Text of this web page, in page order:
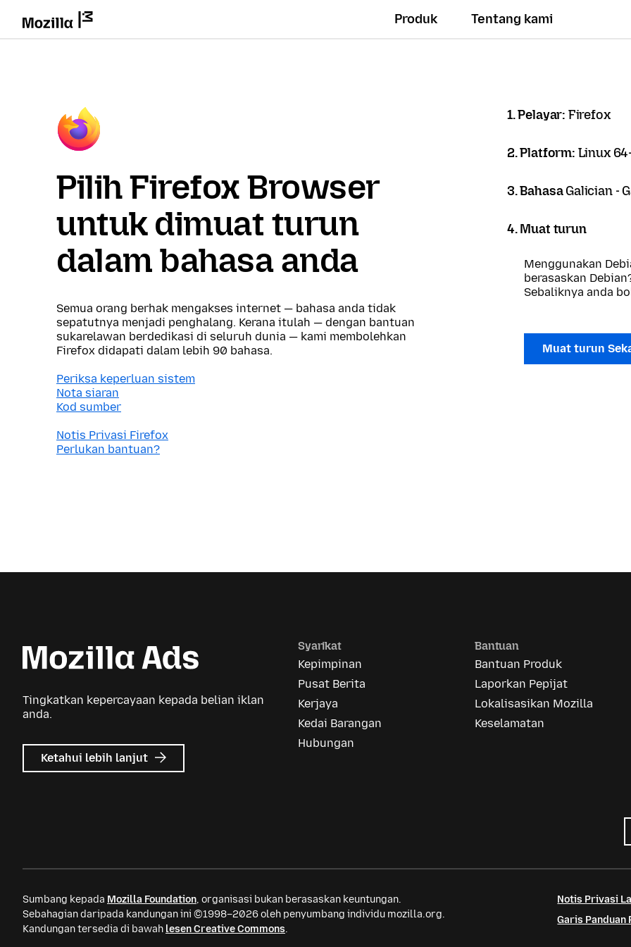
Produk Tentang kami
Pilih Firefox Browser
untuk dimuat turun
dalam bahasa anda
Semua orang berhak mengakses internet — bahasa anda tidak
sepatutnya menjadi penghalang. Kerana itulah — dengan bantuan
sukarelawan berdedikasi di seluruh dunia — kami membolehkan
Firefox didapati dalam lebih 90 bahasa.
Periksa keperluan sistem
Nota siaran
Kod sumber
Notis Privasi Firefox
Perlukan bantuan?
1. Pelayar: Firefox
2. Platform: Linux
3. BahasaGalician -
4. Muat turun
Menggunakan
berasaskan
Sebaliknya anda
Muat turun
Tingkatkan kepercayaan kepada belian iklan
anda.
Ketahui lebih lanjut tentang
Iklan
Syarikat
Kepimpinan
Pusat Berita
Kerjaya
Kedai Barangan
Hubungan
Bantuan
Bantuan Produk
Laporkan Pepijat
Lokalisasikan Mozilla
Keselamatan
Sumbang kepada Mozilla Foundation, organisasi bukan berasaskan keuntungan.
Sebahagian daripada kandungan ini ©1998–2026 oleh penyumbang individu mozilla.org.
Kandungan tersedia di bawah lesen Creative Commons.
Notis Privasi
Garis Panduan